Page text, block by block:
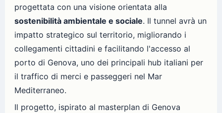
progettata con una visione orientata alla
sostenibilità ambientale e sociale. Il tunnel avrà un
impatto strategico sul territorio, migliorando i
collegamenti cittadini e facilitando l'accesso al
porto di Genova, uno dei principali hub italiani per
il traffico di merci e passeggeri nel Mar
Mediterraneo.
Il progetto, ispirato al masterplan di Genova